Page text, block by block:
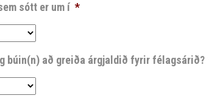
sótt er um í *
búin(n) að greiða árgjaldið fyrir félagsárið?